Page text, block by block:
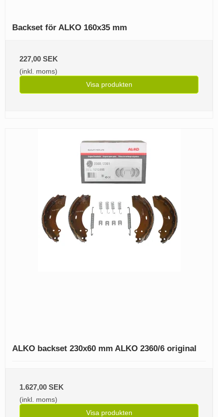
Backset för ALKO 160x35 mm
227,00 SEK
(inkl. moms)
Visa produkten
ALKO backset 230x60 mm ALKO 2360/6 original
1.627,00 SEK
(inkl. moms)
Visa produkten